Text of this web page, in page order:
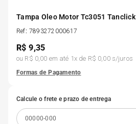
Tampa Oleo Motor Tc3051 Tanclick
Ref: 7893272000617
R$9,35
ou R$ 0,00 em até 1x de R$ 0,00s/juros
Formas de Pagamento
Calcule o frete e prazo de entrega
7º 185 65r15
8º
9º
10º Pneu